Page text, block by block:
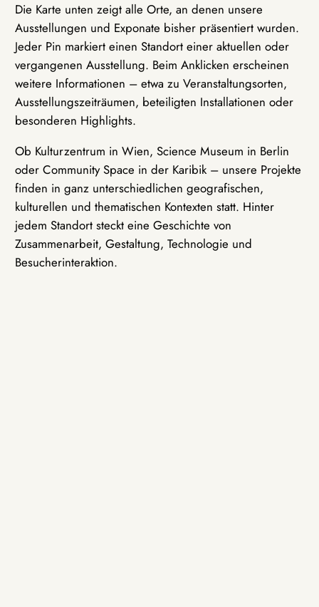
Die Karte unten zeigt alle Orte, an denen unsere
Ausstellungen und Exponate bisher präsentiert wurden.
Jeder Pin markiert einen Standort einer aktuellen oder
vergangenen Ausstellung. Beim Anklicken erscheinen
weitere Informationen – etwa zu Veranstaltungsorten,
Ausstellungszeiträumen, beteiligten Installationen oder
besonderen Highlights.
Ob Kulturzentrum in Wien, Science Museum in Berlin
oder Community Space in der Karibik – unsere Projekte
finden in ganz unterschiedlichen geografischen,
kulturellen und thematischen Kontexten statt. Hinter
jedem Standort steckt eine Geschichte von
Zusammenarbeit, Gestaltung, Technologie und
Besucherinteraktion.